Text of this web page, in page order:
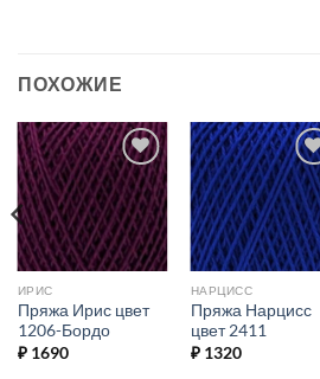
ПОХОЖИЕ
Добавить в
избранное.
ИРИС
Пряжа Ирис цвет
1206-Бордо
₽1690
Добавить
НАРЦИСС
Пряжа Нарцисс
цвет 2411
₽1320